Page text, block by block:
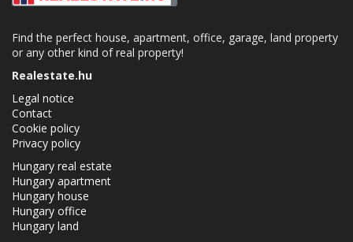
Find the perfect house, apartment, office, garage, land property
or any other kind of real property!
Realestate.hu
Legal notice
Contact
Cookie policy
Privacy policy
Hungary real estate
Hungary apartment
Hungary house
Hungary office
Hungary land